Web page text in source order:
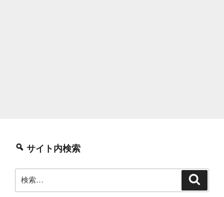
サイト内検索
索: